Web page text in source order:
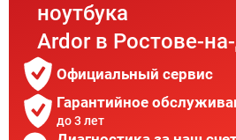
ноутбука
Ardor в Ростове-
Официальный сервис
Гарантийное
до 3 лет